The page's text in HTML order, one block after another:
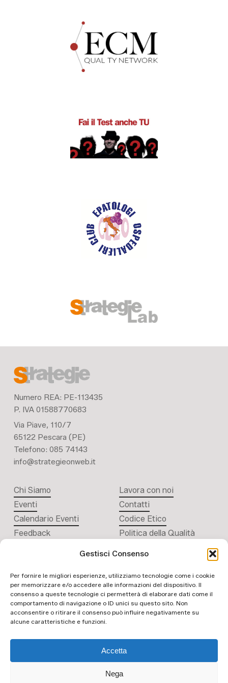
Gestisci Consenso
Per fornire le migliori esperienze, utilizziamo tecnologie come i cookie
per memorizzare e/o accedere alle informazioni del dispositivo. Il
consenso a queste tecnologie ci permetterà di elaborare dati come il
comportamento di navigazione o ID unici su questo sito. Non
acconsentire o ritirare il consenso può influire negativamente su
alcune caratteristiche e funzioni.
Accetta
Nega
Numero REA: PE-113435
P. IVA 01588770683
Via Piave, 110/7
65122 Pescara (PE)
Telefono: 085 74143
info@strategieonweb.it
Chi Siamo
Eventi
Calendario Eventi
Feedback
Lavora con noi
Contatti
Codice Etico
Politica della Qualità
ISO 9001:2015
Credits